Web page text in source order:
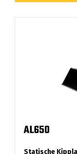
AL650
Statische